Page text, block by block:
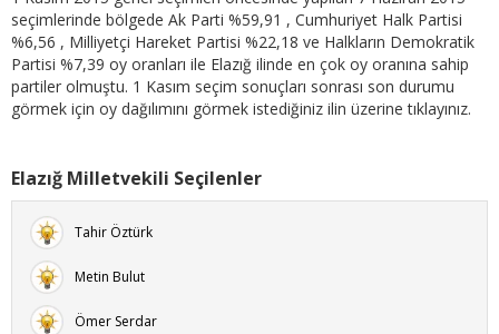
seçimlerinde bölgede Ak Parti %59,91 , Cumhuriyet Halk Partisi
%6,56 , Milliyetçi Hareket Partisi %22,18 ve Halkların Demokratik
Partisi %7,39 oy oranları ile Elazığ ilinde en çok oy oranına sahip
partiler olmuştu. 1 Kasım seçim sonuçları sonrası son durumu
görmek için oy dağılımını görmek istediğiniz ilin üzerine tıklayınız.
Elazığ Milletvekili Seçilenler
Tahir Öztürk
Metin Bulut
Ömer Serdar